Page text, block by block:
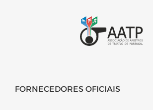
FORNECEDORES OFICIAIS